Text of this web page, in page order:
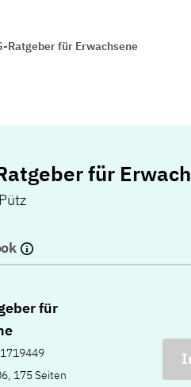
Ratgeber für Erwachsene
für
für
175 Seiten